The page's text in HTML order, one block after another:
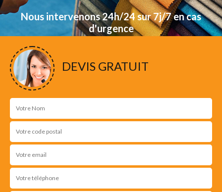
Nous intervenons 24h/24 sur 7j/7 en cas
d'urgence
DEVIS GRATUIT